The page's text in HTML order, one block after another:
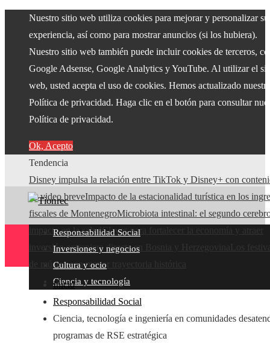
Nuestro sitio web utiliza cookies para mejorar y personalizar su
experiencia, así como para mostrar anuncios (si los hubiera).
Nuestro sitio web también puede incluir cookies de terceros,
Google Adsense, Google Analytics y YouTube. Al utilizar el
web, usted acepta el uso de cookies. Hemos actualizado nuestra
Política de privacidad. Haga clic en el botón para consultar
Política de privacidad.
Ok, Acepto
Tendencia
Disney impulsa la relación entre TikTok y Disney+ con
de video breveImpacto de la estacionalidad turística en los
fiscales de MontenegroMicrobiota intestinal: el segundo
impacto en la saludClaves para fortalecer la economía y atraer
inversión extranjera directa en Bosnia y Herzegovina
de música con mayor trayectoria histórica
Responsabilidad Social
Inversiones y negocios
Cultura y ocio
Ciencia y tecnología
Inicio
Responsabilidad Social
Ciencia, tecnología e ingeniería en comunidades
programas de RSE estratégica